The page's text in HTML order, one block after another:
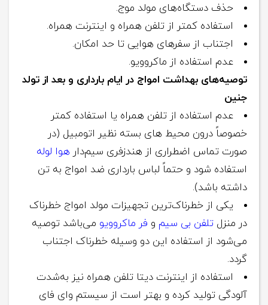
حذف دستگاه‌های مولد موج.
استفاده کمتر از تلفن همراه و اینترنت همراه.
اجتناب از سفرهای هوایی تا حد امکان.
عدم استفاده از ماکروویو.
توصیه‌های بهداشت امواج در ایام بارداری و بعد از تولد
جنین
عدم استفاده از تلفن همراه یا استفاده کمتر
خصوصاً درون محیط‌ های بسته نظیر اتومبیل (در
صورت تماس اضطراری از هندزفری سیم‌دار هوا لوله
استفاده شود و حتماً لباس بارداری ضد امواج به تن
داشته باشد).
یکی از خطرناک‌ترین تجهیزات مولد امواج خطرناک
در منزل تلفن بی سیم و فر ماکروویو می‌باشد توصیه
می‌شود از استفاده این دو وسیله خطرناک اجتناب
گردد.
استفاده از اینترنت دیتا تلفن همراه نیز به‌شدت
آلودگی تولید کرده و بهتر است از سیستم وای فای